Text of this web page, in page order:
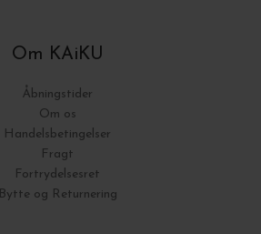
Om KAiKU
Åbningstider
Om os
Handelsbetingelser
Fragt
Fortrydelsesret
Bytte og Returnering